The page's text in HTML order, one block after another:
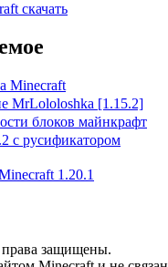
скачать
Minecraft
MrLololoshka [1.15.2]
блоков майнкрафт
с русификатором
1.20.1
защищены.